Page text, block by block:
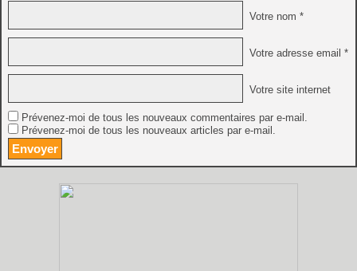
Votre nom *
Votre adresse email *
Votre site internet
Prévenez-moi de tous les nouveaux commentaires par e-mail.
Prévenez-moi de tous les nouveaux articles par e-mail.